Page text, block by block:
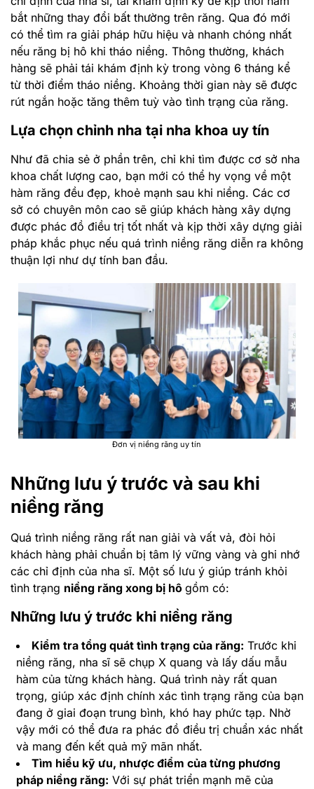
bắt những thay đổi bất thường trên răng. Qua đó mới
có thể tìm ra giải pháp hữu hiệu và nhanh chóng nhất
nếu răng bị hô khi tháo niềng. Thông thường, khách
hàng sẽ phải tái khám định kỳ trong vòng 6 tháng kể
từ thời điểm tháo niềng. Khoảng thời gian này sẽ được
rút ngắn hoặc tăng thêm tuỳ vào tình trạng của răng.
Lựa chọn chỉnh nha tại nha khoa uy tín
Như đã chia sẻ ở phần trên, chỉ khi tìm được cơ sở nha
khoa chất lượng cao, bạn mới có thể hy vọng về một
hàm răng đều đẹp, khoẻ mạnh sau khi niềng. Các cơ
sở có chuyên môn cao sẽ giúp khách hàng xây dựng
được phác đồ điều trị tốt nhất và kịp thời xây dựng giải
pháp khắc phục nếu quá trình niềng răng diễn ra không
thuận lợi như dự tính ban đầu.
Đơn vị niềng răng uy tín
Những lưu ý trước và sau khi
niềng răng
Quá trình niềng răng rất nan giải và vất vả, đòi hỏi
khách hàng phải chuẩn bị tâm lý vững vàng và ghi nhớ
các chỉ định của nha sĩ. Một số lưu ý giúp tránh khỏi
tình trạng niềng răng xong bị hô gồm có:
Những lưu ý trước khi niềng răng
Kiểm tra tổng quát tình trạng của răng: Trước khi
niềng răng, nha sĩ sẽ chụp X quang và lấy dấu mẫu
hàm của từng khách hàng. Quá trình này rất quan
trọng, giúp xác định chính xác tình trạng răng của bạn
đang ở giai đoạn trung bình, khó hay phức tạp. Nhờ
vậy mới có thể đưa ra phác đồ điều trị chuẩn xác nhất
và mang đến kết quả mỹ mãn nhất.
Tìm hiểu kỹ ưu, nhược điểm của từng phương
pháp niềng răng: Với sự phát triển mạnh mẽ của